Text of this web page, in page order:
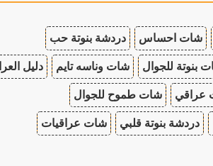
شات احساس دردشة بنوتة حب
بنوتة للجوال شات وناسه تايم دليل
عراقي شات طموح للجوال
دردشة بنوتة قلبي شات عراقيات